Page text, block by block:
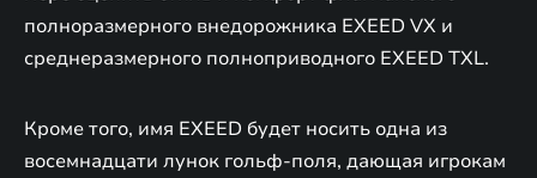
полноразмерного внедорожника EXEED VX и
среднеразмерного полноприводного EXEED TXL.
Кроме того, имя EXEED будет носить одна из
восемнадцати лунок гольф-поля, дающая игрокам